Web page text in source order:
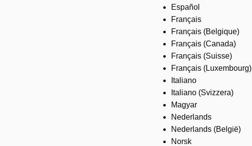
Español
Français
Français (Belgique)
Français (Canada)
Français (Suisse)
Français (Luxembourg)
Italiano
Italiano (Svizzera)
Magyar
Nederlands
Nederlands (België)
Norsk